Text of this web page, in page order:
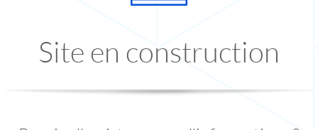
Site en construction